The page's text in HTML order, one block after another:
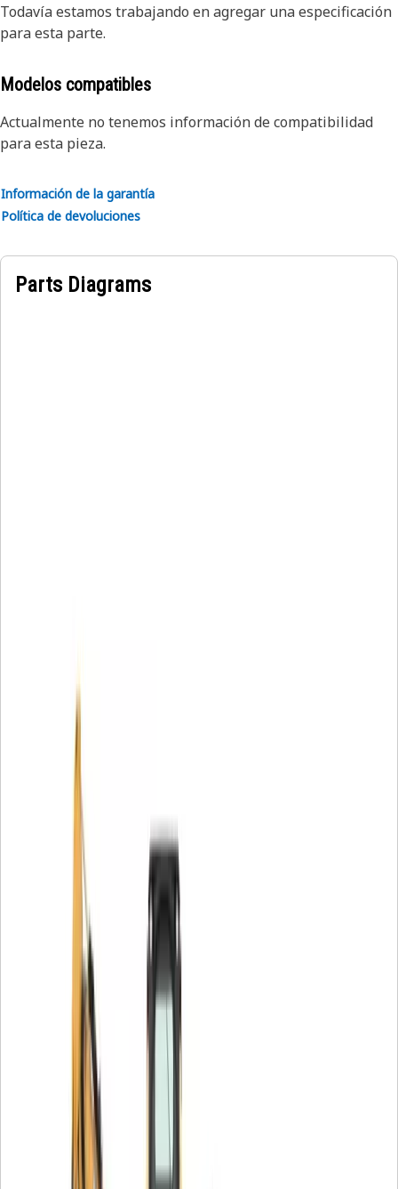
Todavía estamos trabajando en agregar una especificación
para esta parte.
Modelos compatibles
Actualmente no tenemos información de compatibilidad
para esta pieza.
Información de la garantía
Política de devoluciones
Parts Diagrams